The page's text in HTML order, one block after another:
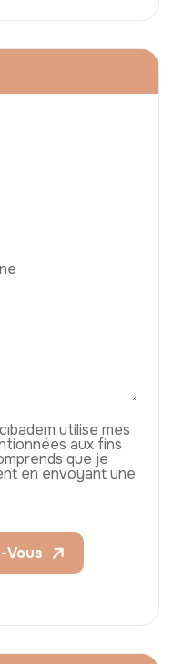
utilise mes
aux fins
que je
en envoyant une
Vous